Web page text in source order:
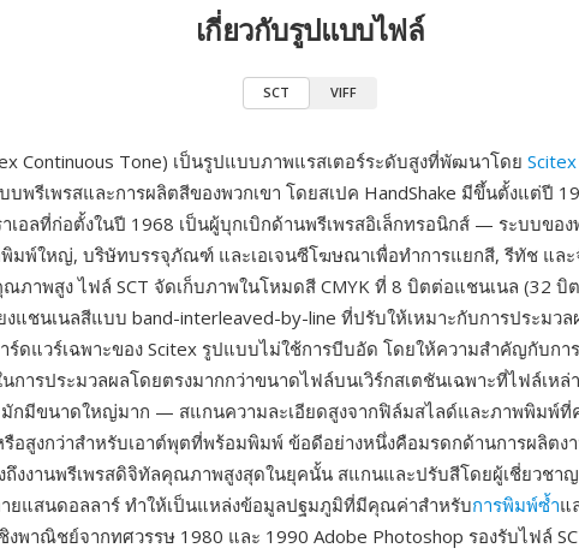
เกี่ยวกับรูปแบบไฟล์
SCT VIFF
Continuous Tone) เป็นรูปแบบภาพแรสเตอร์ระดับสูงที่พัฒนาโดย
บพรีเพรสและการผลิตสีของพวกเขา โดยสเปค HandShake มีขึ้นตั้งแต่ปี
เอลที่ก่อตั้งในปี 1968 เป็นผู้บุกเบิกด้านพรีเพรสอิเล็กทรอนิกส์ — ระบบของ
มพ์ใหญ่, บริษัทบรรจุภัณฑ์ และเอเจนซีโฆษณาเพื่อทำการแยกสี, รีทัช แล
ภาพสูง ไฟล์ SCT จัดเก็บภาพในโหมดสี CMYK ที่ 8 บิตต่อแชนเนล (32 บิ
งแชนเนลสีแบบ band-interleaved-by-line ที่ปรับให้เหมาะกับการประมว
ร์ดแวร์เฉพาะของ Scitex รูปแบบไม่ใช้การบีบอัด โดยให้ความสำคัญกับกา
นการประมวลผลโดยตรงมากกว่าขนาดไฟล์บนเวิร์กสเตชันเฉพาะที่ไฟล์เหล่
มักมีขนาดใหญ่มาก — สแกนความละเอียดสูงจากฟิล์มสไลด์และภาพพิมพ์ที่
อสูงกว่าสำหรับเอาต์พุตที่พร้อมพิมพ์ ข้อดีอย่างหนึ่งคือมรดกด้านการผลิตง
ถึงงานพรีเพรสดิจิทัลคุณภาพสูงสุดในยุคนั้น สแกนและปรับสีโดยผู้เชี่ยวชา
ยแสนดอลลาร์ ทำให้เป็นแหล่งข้อมูลปฐมภูมิที่มีคุณค่าสำหรับการพิมพ์ซ้ำแ
งพาณิชย์จากทศวรรษ 1980 และ 1990 Adobe Photoshop รองรับไฟล์